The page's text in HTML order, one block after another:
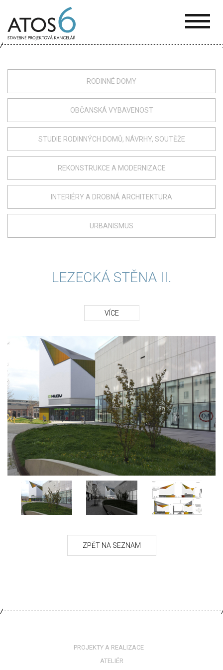
6
RODINNÉ DOMY
OBČANSKÁ VYBAVENOST
STUDIE RODINNÝCH DOMŮ, NÁVRHY, SOUTĚŽE
REKONSTRUKCE A MODERNIZACE
INTERIÉRY A DROBNÁ ARCHITEKTURA
URBANISMUS
LEZECKÁ STĚNA II.
VÍCE
PROJEKTY A REALIZACE
ATELIÉR